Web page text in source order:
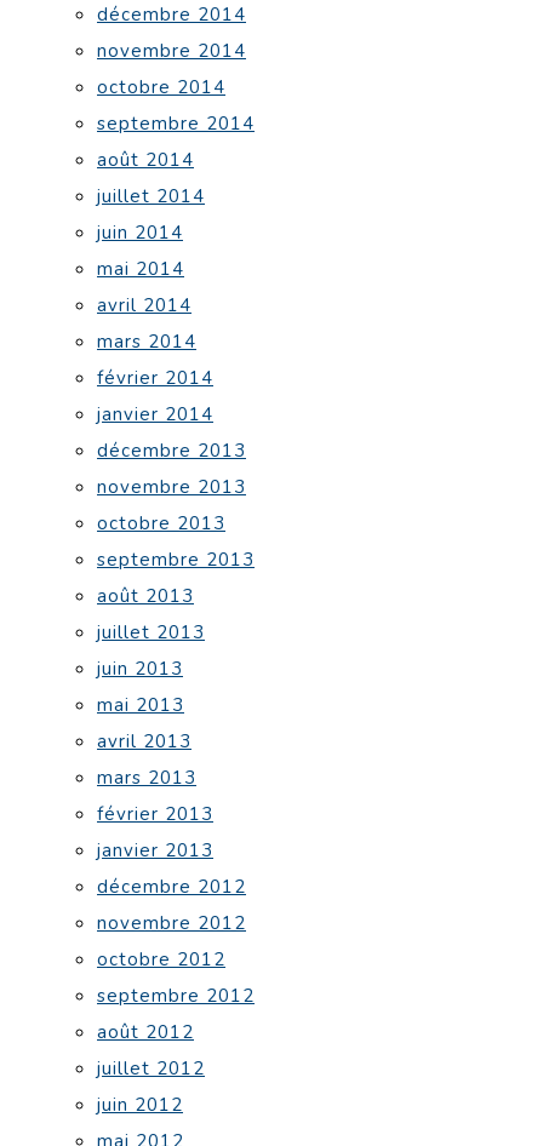
décembre 2014
novembre 2014
octobre 2014
septembre 2014
août 2014
juillet 2014
juin 2014
mai 2014
avril 2014
mars 2014
février 2014
janvier 2014
décembre 2013
novembre 2013
octobre 2013
septembre 2013
août 2013
juillet 2013
juin 2013
mai 2013
avril 2013
mars 2013
février 2013
janvier 2013
décembre 2012
novembre 2012
octobre 2012
septembre 2012
août 2012
juillet 2012
juin 2012
mai 2012